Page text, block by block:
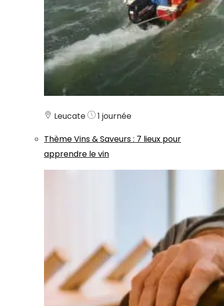
Leucate
1 journée
ThèmeVins & Saveurs: 7 lieux pour
apprendre le vin